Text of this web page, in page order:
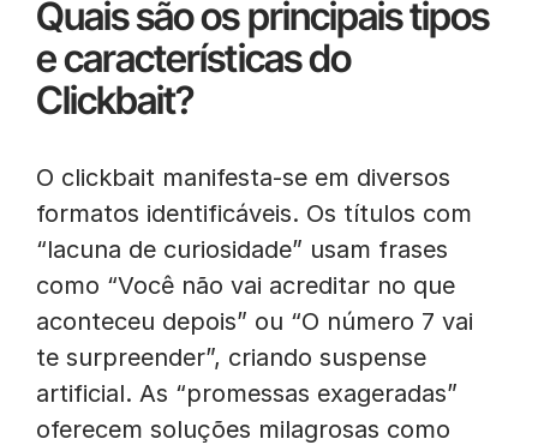
Quais são os principais tipos
e características do
Clickbait?
O clickbait manifesta-se em diversos
formatos identificáveis. Os títulos com
“lacuna de curiosidade” usam frases
como “Você não vai acreditar no que
aconteceu depois” ou “O número 7 vai
te surpreender”, criando suspense
artificial. As “promessas exageradas”
oferecem soluções milagrosas como